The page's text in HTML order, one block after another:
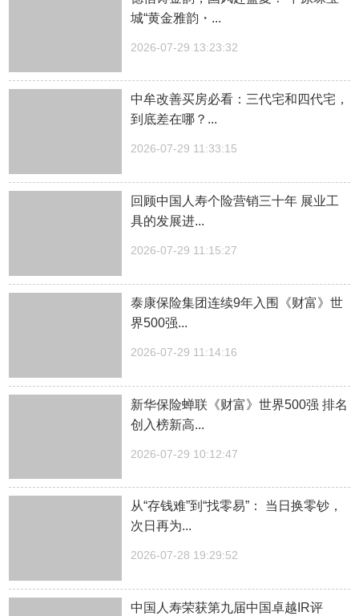
城“黄金雅韵・...
2026-07-29 13:23:32
中牟改善买房必看：三代宅和四代宅，
到底差在哪？...
2026-07-29 11:33:15
回顾中国人寿个险营销三十年 展业工
具的发展进...
2026-07-29 11:15:27
泰康保险集团连续9年入围《财富》世
界500强...
2026-07-29 11:14:16
新华保险蝉联《财富》世界500强 排名
创入榜新高...
2026-07-29 10:12:47
从“存钱难”到“找零易”： 当日换零钞，
次日再为...
2026-07-28 19:29:52
中国人寿荣获第九届中国卓越IR评